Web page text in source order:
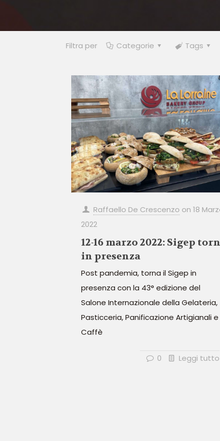
Filtra per Categorie Tags
Raffaello De Crescenzo on 18
2022
12-16 marzo 2022: Sigep
in presenza
Post pandemia, torna il Sigep in
presenza con la 43° edizione del
Salone Internazionale della Gelateria,
Pasticceria, Panificazione Artigianali e
Caffè
0 Leggi tutto